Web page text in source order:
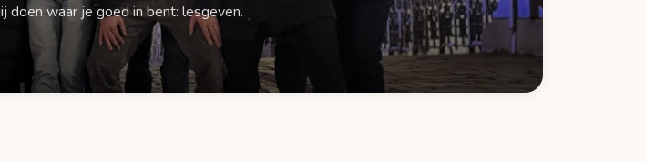
doen waar je goed in bent: lesgeven.